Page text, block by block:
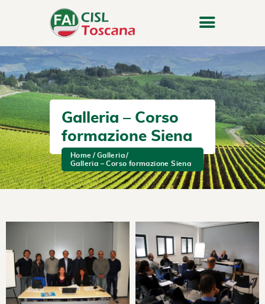
Galleria – Corso
formazione Siena
Home
Galleria
Galleria – Corso formazione Siena